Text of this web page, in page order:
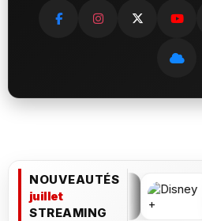
NOUVEAUTÉS
juillet
STREAMING